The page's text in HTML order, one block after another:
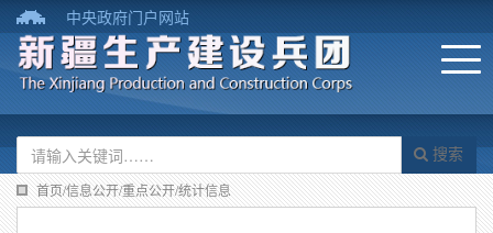
中央政府门户网站
搜索
首页/信息公开/重点公开/统计信息